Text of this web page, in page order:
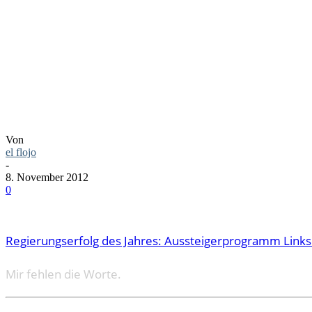
Von
el flojo
-
8. November 2012
0
Regierungserfolg des Jahres: Aussteigerprogramm
Mir fehlen die Worte.